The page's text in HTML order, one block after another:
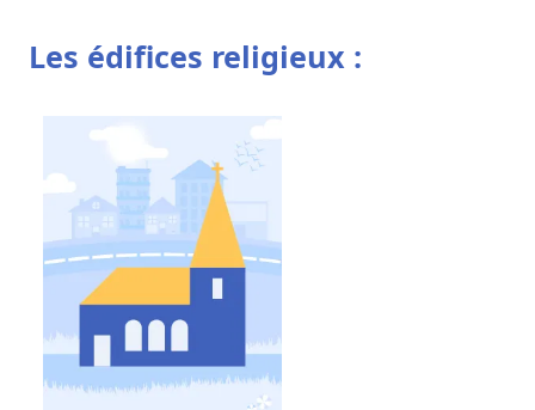
Les édifices religieux :